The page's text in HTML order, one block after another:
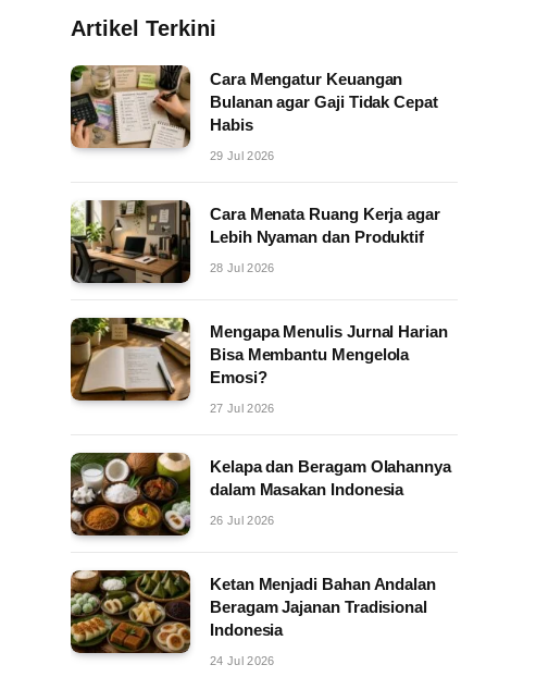
Artikel Terkini
Cara Mengatur Keuangan
Bulanan agar Gaji Tidak Cepat
Habis
29 Jul 2026
Cara Menata Ruang Kerja agar
Lebih Nyaman dan Produktif
28 Jul 2026
Mengapa Menulis Jurnal Harian
Bisa Membantu Mengelola
Emosi?
27 Jul 2026
Kelapa dan Beragam Olahannya
dalam Masakan Indonesia
26 Jul 2026
Ketan Menjadi Bahan Andalan
Beragam Jajanan Tradisional
Indonesia
24 Jul 2026